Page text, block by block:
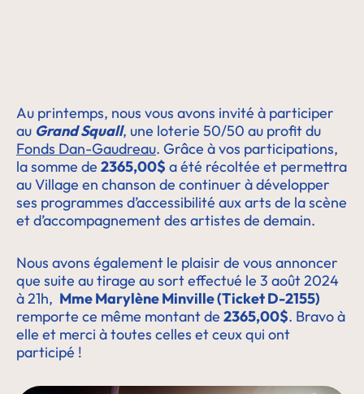
Au printemps, nous vous avons invité à participer
au Grand Squall, une loterie 50/50 au profit du
Fonds Dan-Gaudreau. Grâce à vos participations,
la somme de 2365,00$ a été récoltée et permettra
au Village en chanson de continuer à développer
ses programmes d’accessibilité aux arts de la scène
et d’accompagnement des artistes de demain.
Nous avons également le plaisir de vous annoncer
que suite au tirage au sort effectué le 3 août 2024
à 21h, Mme Marylène Minville (Ticket D-2155)
remporte ce même montant de 2365,00$. Bravo à
elle et merci à toutes celles et ceux qui ont
participé !